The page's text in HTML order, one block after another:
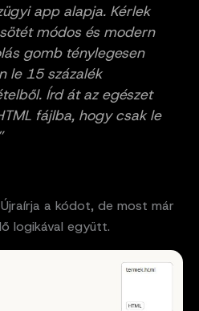
app alapja. Kérlek
módos és modern
gomb ténylegesen
le 15 százalék
Írd át az egészet
fájlba, hogy csak le
a kódot, de most már
logikával együtt.